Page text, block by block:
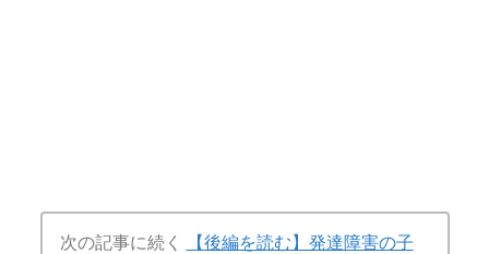
次の記事に続く
【後編を読む】発達障害の子